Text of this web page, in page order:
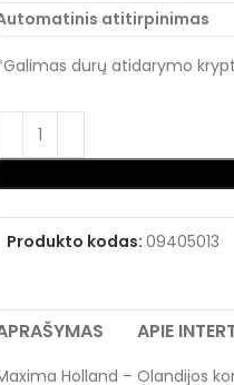
atitirpinimas
durų atidarymo
Produkto kodas: 09405013
APIE
Holland – Olandijos